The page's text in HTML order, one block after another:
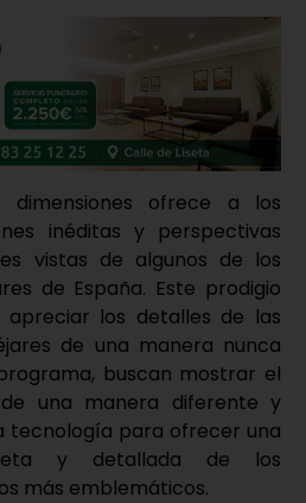
ofrece a los
inéditas y perspectivas
vistas de algunos de los
de España. Este prodigio
los detalles de las
de una manera nunca
buscan mostrar el
una manera diferente y
tecnología para ofrecer una
y detallada de los
más emblemáticos.